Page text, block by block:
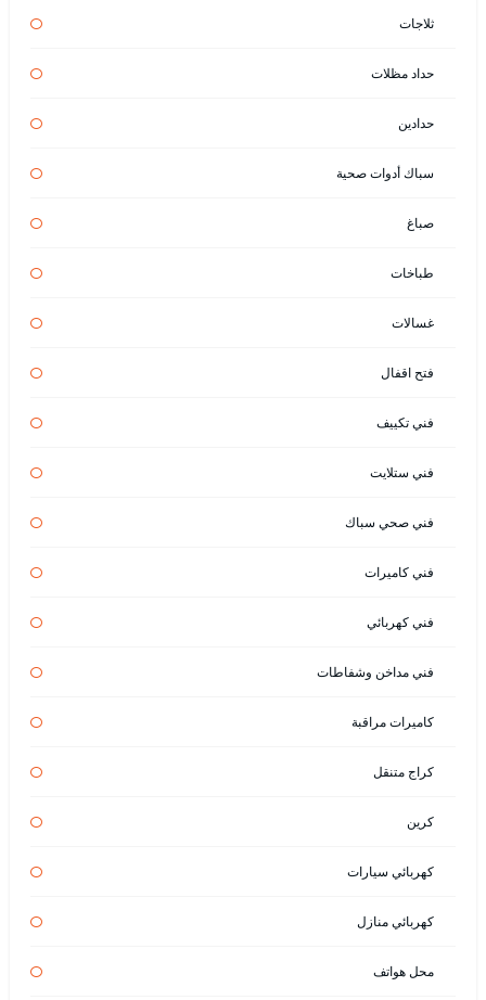
ثلاجات
حداد مظلات
حدادين
سباك أدوات صحية
صباغ
طباخات
غسالات
فتح اقفال
فني تكييف
فني ستلايت
فني صحي سباك
فني كاميرات
فني كهربائي
فني مداخن وشفاطات
كاميرات مراقبة
كراج متنقل
كرين
كهربائي سيارات
كهربائي منازل
محل هواتف